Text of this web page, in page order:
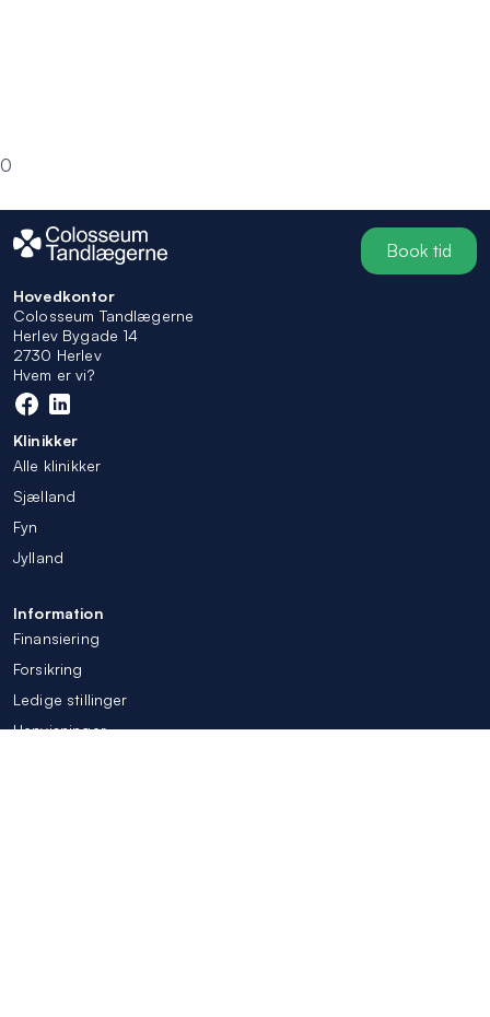
0
Book tid
Hovedkontor
Colosseum Tandlægerne
Herlev Bygade 14
2730 Herlev
Hvem er vi?
Klinikker
Alle klinikker
Sjælland
Fyn
Jylland
Information
Finansiering
Forsikring
Ledige stillinger
Henvisninger